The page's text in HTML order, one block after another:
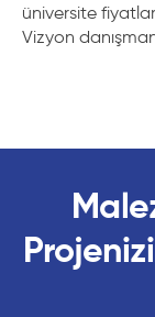
üniversite
Vizyon